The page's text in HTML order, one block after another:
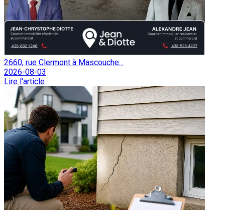
2660, rue Clermont à Mascouche...
2026-08-03
Lire l'article